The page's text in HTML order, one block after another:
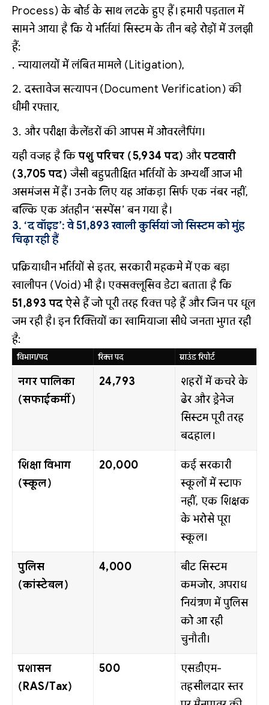
Process) के बोर्ड के साथ लटके हुए हैं। हमारी पड़ताल में
सामने आया है कि ये भर्तियां सिस्टम के तीन बड़े रोड़ों में उलझी
हैं:
न्यायालयों में लंबित मामले (Litigation),
दस्तावेज सत्यापन (Document Verification) की
धीमी रफ्तार,
और परीक्षा कैलेंडरों की आपस में ओवरलैपिंग।
यही वजह है किपशु परिचर (5,934 पद) औरपटवारी
(3,705 पद) जैसी बहुप्रतीक्षित भर्तियों के अभ्यर्थी आज भी
असमंजस में हैं। उनके लिए यह आंकड़ा सिर्फ एक नंबर नहीं,
बल्कि एक अंतहीन ‘सस्पेंस’ बन गया है।
3. ‘द वॉइड’: वे 51,893 खाली कुर्सियां जो सिस्टम को मुंह
चिढ़ा रही हैं
प्रक्रियाधीन भर्तियों से इतर, सरकारी महकमे में एक बड़ा
खालीपन (Void) भी है। एक्सक्लूसिव डेटा बताता है कि
51,893 पदऐसे हैं जो पूरी तरह रिक्त पड़े हैं और जिन पर धूल
जम रही है। इन रिक्तियों का खामियाजा सीधे जनता भुगत रही
है:
विभाग/पद रिक्त पद ग्राउंड रिपोर्ट
नगर पालिका
(सफाईकर्मी)
24,793
शहरों में कचरे के
ढेर और ड्रेनेज
सिस्टम पूरी तरह
बदहाल।
शिक्षा विभाग
(स्कूल)
20,000
कई सरकारी
स्कूलों में स्टाफ
नहीं, एक शिक्षक
के भरोसे पूरा
स्कूल।
पुलिस
(कांस्टेबल)
4,000
बीट सिस्टम
कमजोर, अपराध
नियंत्रण में पुलिस
को आ रही
चुनौती।
प्रशासन
(RAS/Tax)
500
एसडीएम-
तहसीलदार स्तर